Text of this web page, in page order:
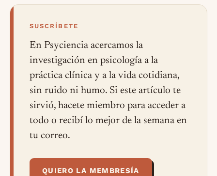
SUSCRÍBETE
En Psyciencia acercamos la
investigación en psicología a la
práctica clínica y a la vida cotidiana,
sin ruido ni humo. Si este artículo te
sirvió, hacete miembro para acceder a
todo o recibí lo mejor de la semana en
tu correo.
QUIERO LA MEMBRESÍA